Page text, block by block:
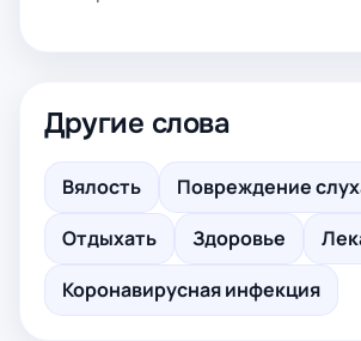
Другие слова
Вялость
Повреждение
Отдыхать
Здоровье
Коронавирусная инфекция